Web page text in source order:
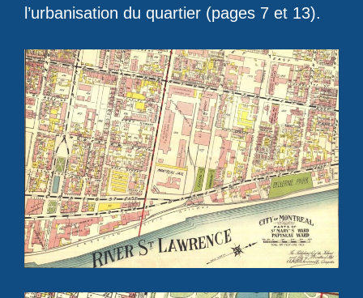
l’urbanisation du quartier (pages 7 et 13).